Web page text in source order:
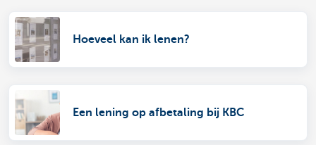
Hoeveel kan ik lenen?
Een lening op afbetaling bij KBC